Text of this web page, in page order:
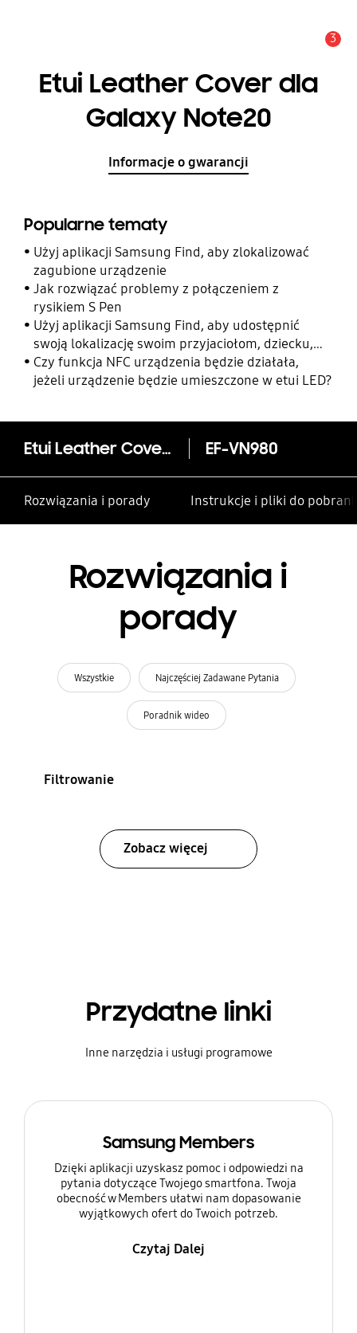
3
Etui Leather Cover dla
Galaxy Note20
Informacje o gwarancji
Popularne tematy
Użyj aplikacji Samsung Find, aby zlokalizować
zagubione urządzenie
Jak rozwiązać problemy z połączeniem z
rysikiem S Pen
Użyj aplikacji Samsung Find, aby udostępnić
swoją lokalizację swoim przyjaciołom, dziecku,
rodzinie i innym kontaktom
Czy funkcja NFC urządzenia będzie działała,
jeżeli urządzenie będzie umieszczone w etui LED?
Etui Leather Cover dla Galaxy Note20 EF-VN980
Rozwiązania i porady Instrukcje i pliki do
Rozwiązania i
porady
Wszystkie Najczęściej Zadawane Pytania
Poradnik wideo
Filtrowanie
Zobacz więcej
Przydatne linki
Inne narzędzia i usługi programowe
Samsung Members
Dzięki aplikacji uzyskasz pomoc i odpowiedzi na
pytania dotyczące Twojego smartfona. Twoja
obecność w Members ułatwi nam dopasowanie
wyjątkowych ofert do Twoich potrzeb.
Czytaj Dalej